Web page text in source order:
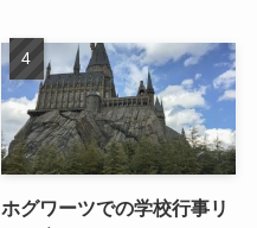
ホグワーツでの学校行事リ